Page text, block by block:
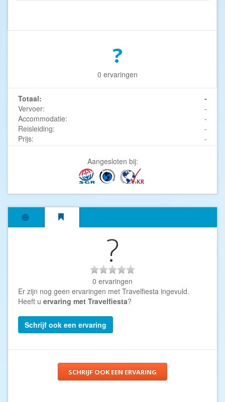
?
0 ervaringen
Totaal:
-
Vervoer:
-
Accommodatie:
-
Reisleiding:
-
Prijs:
-
Aangesloten bij:
?
0 ervaringen
Er zijn nog geen ervaringen met Travelfiesta ingevuld.
Heeft u ervaring met Travelfiesta?
Schrijf ook een ervaring
SCHRIJF OOK EEN ERVARING